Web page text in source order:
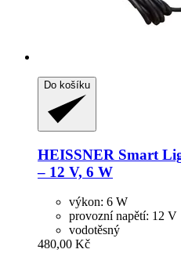
Do košíku
HEISSNER Smart
– 12 V, 6 W
výkon: 6 W
provozní napětí: 12 V
vodotěsný
480,00 Kč